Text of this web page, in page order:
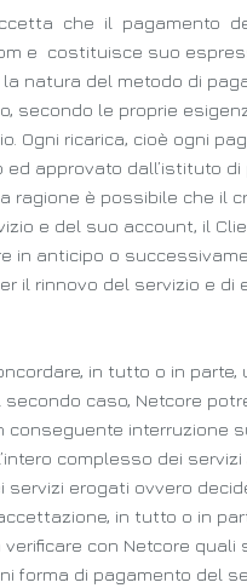
che il pagamento
e costituisce suo
la natura del metodo di
secondo le proprie
Ogni ricarica, cioè ogni
ed approvato dall’istituto
ragione è possibile che il
e del suo account, il
in anticipo o
il rinnovo del servizio e
in tutto o in
secondo caso, Netcore
conseguente
complesso dei
erogati ovvero
in tutto o in
con Netcore
forma di pagamento del